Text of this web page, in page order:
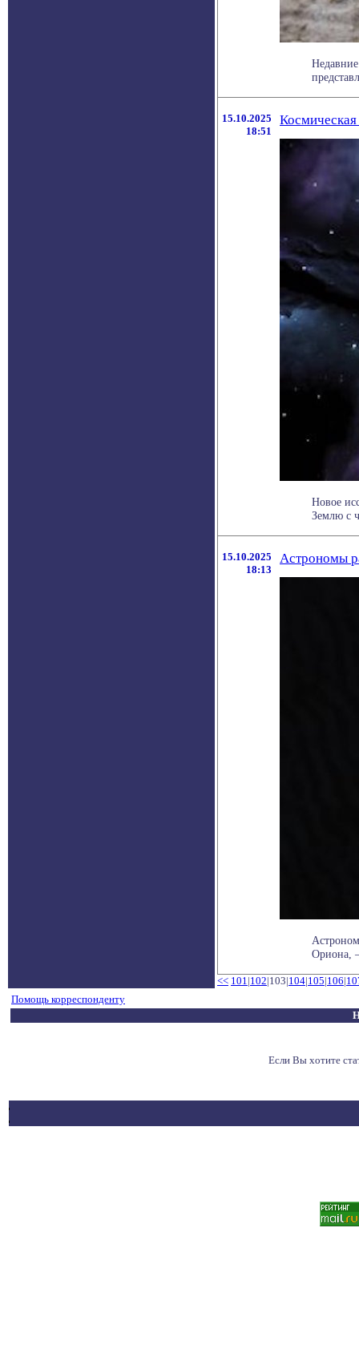
15.10.2025
18:51
Новое
Землю с
15.10.2025
18:13
Астрономы
Ориона,
<< 101|102|103|104|105|106|
Помощь корреспонденту
Если Вы хотите